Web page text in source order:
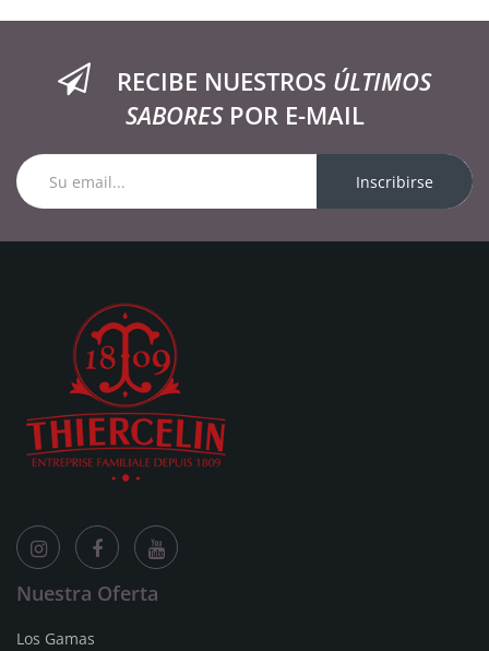
RECIBE NUESTROS ÚLTIMOS
SABORESPOR E-MAIL
Inscribirse
Nuestra Oferta
Los Gamas